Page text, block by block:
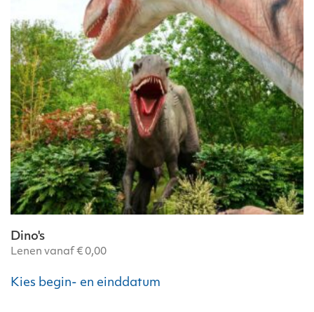
Dino's
Lenen vanaf € 0,00
Kies begin- en einddatum